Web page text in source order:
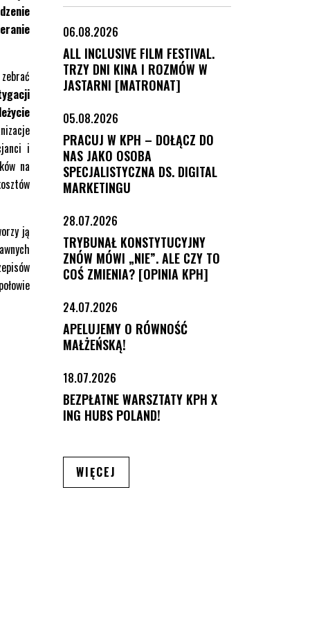
i
na
ją
06.08.2026
ALL INCLUSIVE FILM FESTIVAL.
TRZY DNI KINA I ROZMÓW W
JASTARNI [MATRONAT]
05.08.2026
PRACUJ W KPH – DOŁĄCZ DO
NAS JAKO OSOBA
SPECJALISTYCZNA DS. DIGITAL
MARKETINGU
28.07.2026
TRYBUNAŁ KONSTYTUCYJNY
ZNÓW MÓWI „NIE”. ALE CZY TO
COŚ ZMIENIA? [OPINIA KPH]
24.07.2026
APELUJEMY O RÓWNOŚĆ
MAŁŻEŃSKĄ!
18.07.2026
BEZPŁATNE WARSZTATY KPH X
ING HUBS POLAND!
WIĘCEJ